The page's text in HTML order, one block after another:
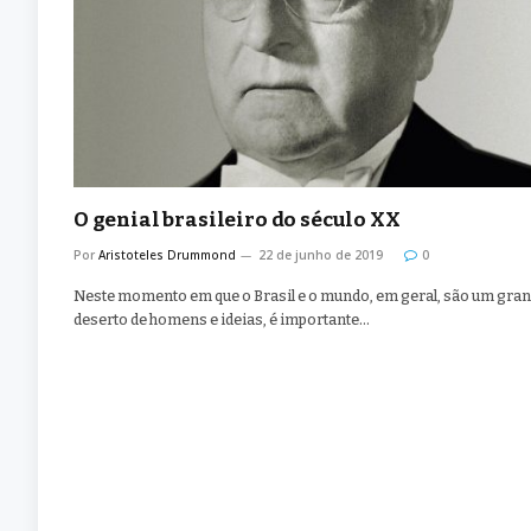
O genial brasileiro do século XX
Por Aristoteles Drummond 22 de junho de 2019 0
Neste momento em que o Brasil e o mundo, em geral, são um
deserto de homens e ideias, é importante…